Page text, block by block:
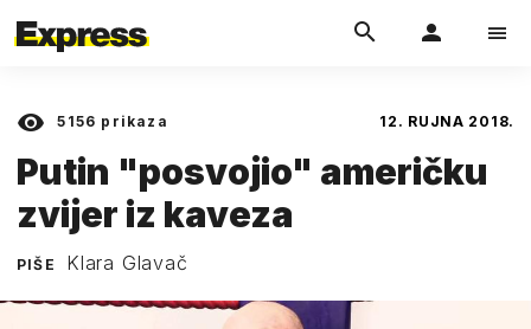
5156 prikaza 12. RUJNA 2018.
Putin "posvojio" američku
zvijer iz kaveza
PIŠE Klara Glavač